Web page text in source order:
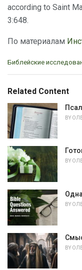
according to Saint
3:648.
По материалам
C
e
r
i
e
:
Библейские
Related Content
BY
BY
BY
BY